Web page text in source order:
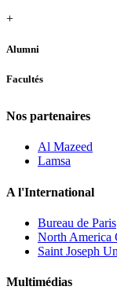
+
Alumni
Facultés
Nos partenaires
Al Mazeed
Lamsa
A l'International
Bureau de Paris
North America
Saint Joseph
Multimédias